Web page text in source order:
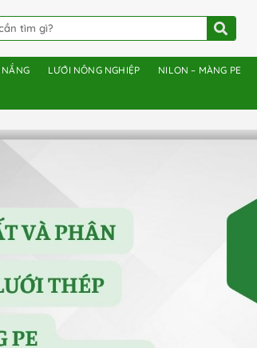
LƯỚI NÔNG NGHIỆP NILON – MÀNG PE